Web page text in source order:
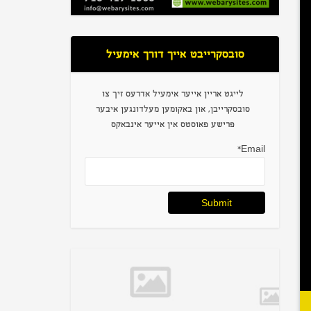
סובסקרייבט אייך דורך אימעיל
לייגט אריין אייער אימעיל אדרעס זיך צו
סובסקרייבן, און באקומען מעלדונגען איבער
פרישע פאוסטס אין אייער אינבאקס
Email*